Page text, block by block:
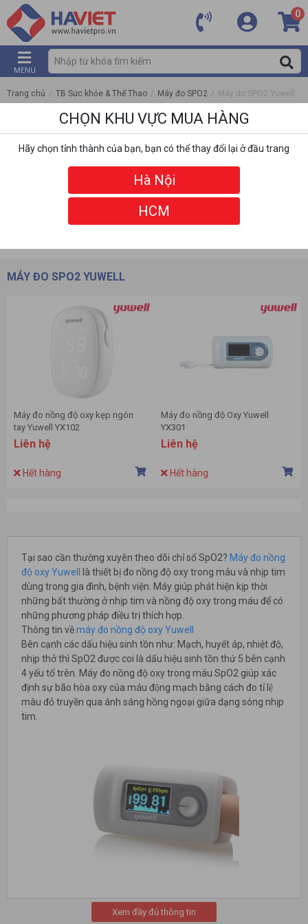
0
MENU
Trang chủ / TB Sức khỏe & Thể Thao / Máy đo SPO2 / Máy đo SPO2 Yuwell
MÁY ĐO SPO2 YUWELL
Máy đo nồng độ oxy kẹp ngón
tay Yuwell YX102
Liên hệ
Hết hàng
Máy đo nồng độ Oxy Yuwell
YX301
Liên hệ
Hết hàng
Tại sao cần thường xuyên theo dõi chỉ số SpO2? Máy đo nồng
độ oxy Yuwell
là thiết bị đo nồng độ oxy trong máu và nhịp tim
dùng trong gia đình, bệnh viện. Máy giúp phát hiện kịp thời
những bất thường ở nhịp tim và nồng độ oxy trong máu để có
những phương pháp điều trị thích hợp.
Thông tin vềmáy đo nồng độ oxy Yuwell
Bên cạnh các dấu hiệu sinh tồn như: Mạch, huyết áp, nhiệt độ,
nhịp thở thì SpO2 được coi là dấu hiệu sinh tồn thứ 5 bên cạnh
4 yếu tố trên. Máy đo nồng độ oxy trong máu SpO2 giúp xác
định sự bão hòa oxy của máu động mạch bằng cách đo tỉ lệ
màu đỏ truyền qua ánh sáng hồng ngoại giữa dạng sóng nhịp
tim.
Máy đo nồng độ oxy Yuwelllà thiết bị đo nồng độ oxy trong
Xem đầy đủ thông tin
CHỌN KHU VỰC MUA HÀNG
Hãy chọn tỉnh thành của bạn, bạn có thể thay đổi lại ở đầu trang
Hà Nội
HCM